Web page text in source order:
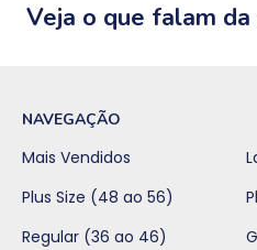
Veja o que falam
NAVEGAÇÃO
Mais Vendidos
Plus Size (48 ao 56)
Regular (36 ao 46)